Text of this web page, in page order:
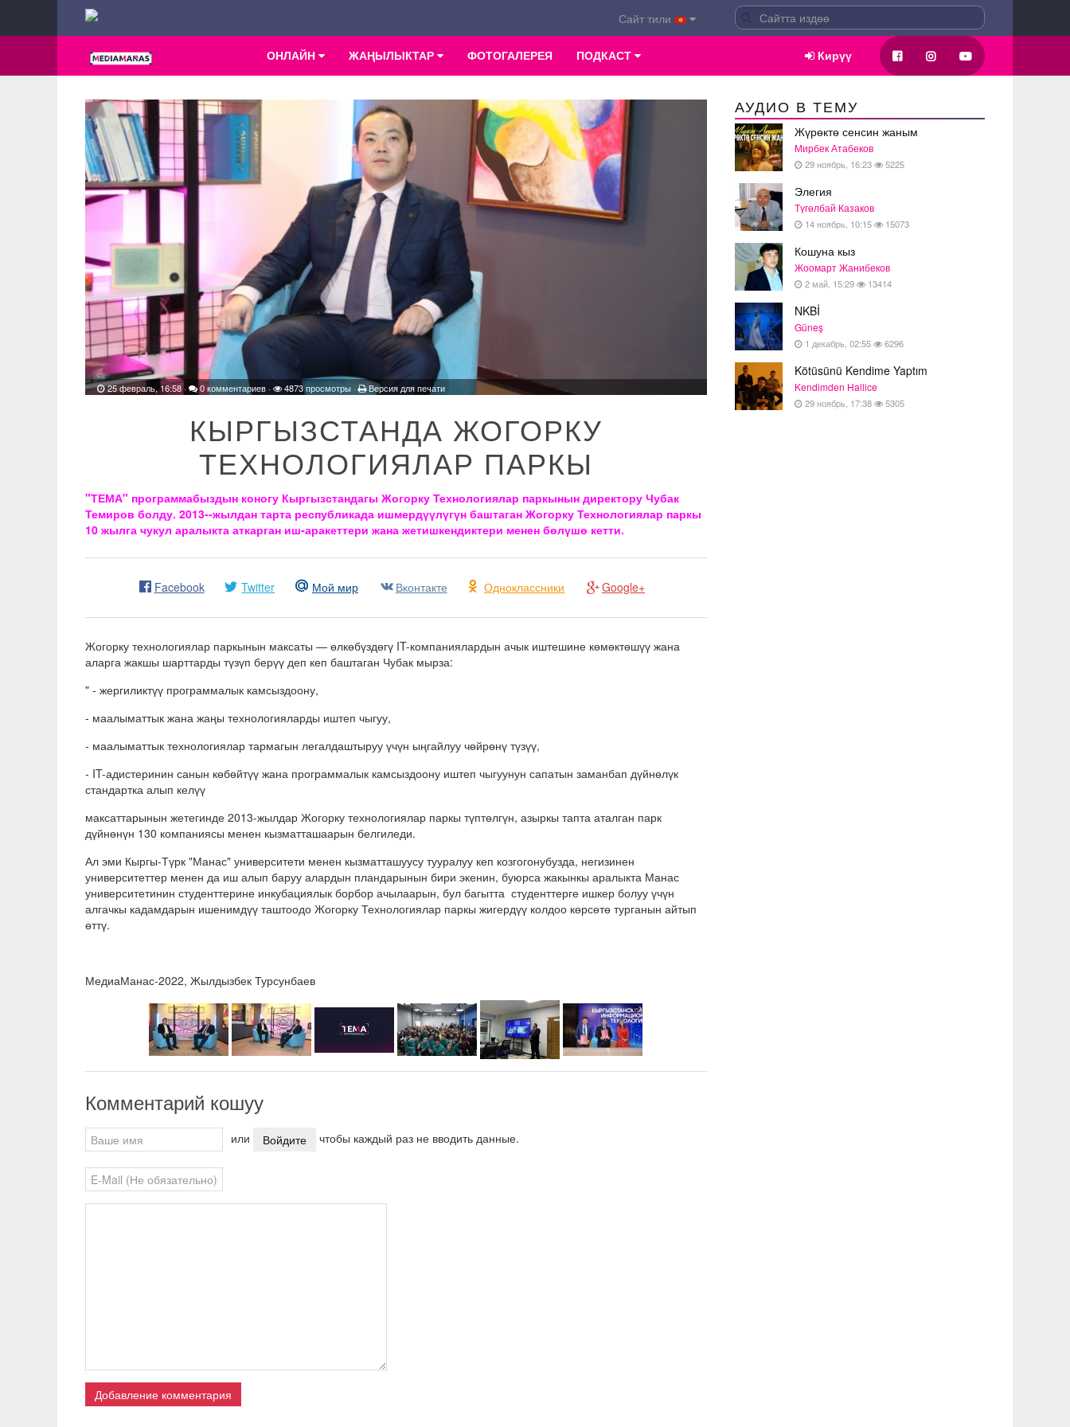
Сайт тили
ОНЛАЙН ЖАҢЫЛЫКТАР ФОТОГАЛЕРЕЯ ПОДКАСТ Кирүү
25 февраль, 16:58 · 0 комментариев · 4873 просмотры · Версия для печати
КЫРГЫЗСТАНДА ЖОГОРКУ
ТЕХНОЛОГИЯЛАР ПАРКЫ
"ТЕМА" программабыздын коногу Кыргызстандагы Жогорку Технологиялар паркынын директору Чубак
Темиров болду. 2013--жылдан тарта республикада ишмердүүлүгүн баштаган Жогорку Технологиялар паркы
10 жылга чукул аралыкта аткарган иш-аракеттери жана жетишкендиктери менен бөлүшө кетти.
Facebook Twitter Мой мир Вконтакте Одноклассники Google+
Жогорку технологиялар паркынын максаты — өлкөбүздөгү IT-компаниялардын ачык иштешине көмөктөшүү жана
аларга жакшы шарттарды түзүп берүү деп кеп баштаган Чубак мырза:
" - жергиликтүү программалык камсыздоону,
- маалыматтык жана жаңы технологияларды иштеп чыгуу,
- маалыматтык технологиялар тармагын легалдаштыруу үчүн ыңгайлуу чөйрөнү түзүү,
- IT-адистеринин санын көбөйтүү жана программалык камсыздоону иштеп чыгуунун сапатын заманбап дүйнөлүк
стандартка алып келүү
максаттарынын жетегинде 2013-жылдар Жогорку технологиялар паркы түптөлгүн, азыркы тапта аталган парк
дүйнөнүн 130 компаниясы менен кызматташаарын белгиледи.
Ал эми Кыргы-Түрк "Манас" университети менен кызматташуусу тууралуу кеп козгогонубузда, негизинен
университеттер менен да иш алып баруу алардын пландарынын бири экенин, буюрса жакынкы аралыкта Манас
университетинин студенттерине инкубациялык борбор ачылаарын, бул багытта студенттерге ишкер болуу үчүн
алгачкы кадамдарын ишенимдүү таштоодо Жогорку Технологиялар паркы жигердүү колдоо көрсөтө турганын айтып
өттү.
МедиаМанас-2022, Жылдызбек Турсунбаев
Комментарий кошуу
или Войдите чтобы каждый раз не вводить данные.
Добавление комментария
АУДИО В ТЕМУ
Жүрөктө сенсин жаным
Мирбек Атабеков
29 ноябрь, 16:23 5225
Элегия
Түгөлбай Казаков
14 ноябрь, 10:15 15073
Кошуна кыз
Жоомарт Жанибеков
2 май, 15:29 13414
NKBİ
Güneş
1 декабрь, 02:55 6296
Kötüsünü Kendime Yaptım
Kendimden Hallice
29 ноябрь, 17:38 5305